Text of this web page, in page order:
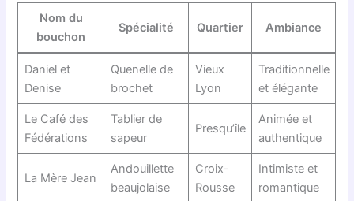
Nom du
bouchon
Spécialité Quartier Ambiance
Daniel et
Denise
Quenelle de
brochet
Vieux
Lyon
Traditionnelle
et élégante
Le Café des
Fédérations
Tablier de
sapeur
Presqu’île
Animée et
authentique
La Mère Jean
Andouillette
beaujolaise
Croix-
Rousse
Intimiste et
romantique